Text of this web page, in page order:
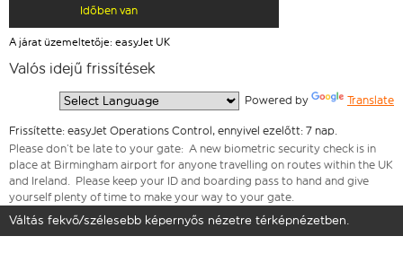
Időben van
A járat üzemeltetője: easyJet UK
Valós idejű frissítések
Powered by Translate
Frissítette: easyJet Operations Control, ennyivel ezelőtt: 7 nap.
Please don’t be late to your gate: A new biometric security check is in
place at Birmingham airport for anyone travelling on routes within the UK
and Ireland. Please keep your ID and boarding pass to hand and give
yourself plenty of time to make your way to your gate.
Váltás fekvő/szélesebb képernyős nézetre térképnézetben.